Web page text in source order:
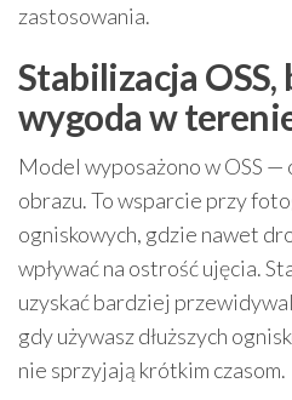
zastosowania.
Stabilizacja OSS,
wygoda w
Model wyposażono w OSS
obrazu. To wsparcie przy
ogniskowych, gdzie nawet
wpływać na ostrość ujęcia.
uzyskać bardziej
gdy używasz dłuższych
nie sprzyjają krótkim czasom.